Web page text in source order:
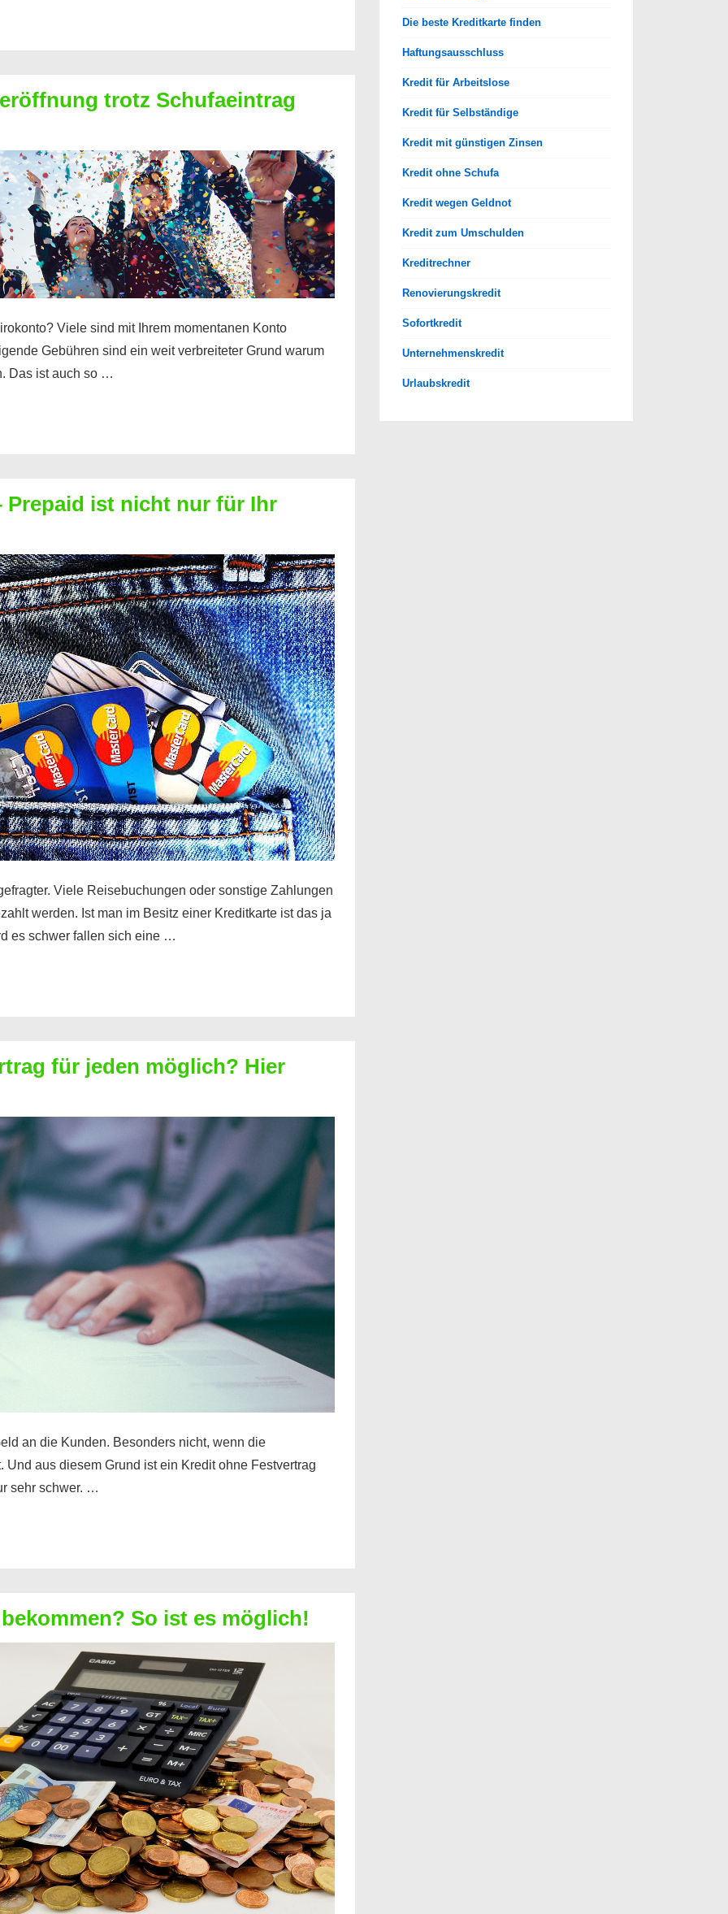
trotz Schufaeintrag
Viele sind mit Ihrem momentanen Konto
Gebühren sind ein weit verbreiteter Grund warum
Das ist auch so …
Prepaid ist nicht nur für Ihr
Viele Reisebuchungen oder sonstige Zahlungen
werden. Ist man im Besitz einer Kreditkarte ist das ja
es schwer fallen sich eine …
für jeden möglich? Hier
an die Kunden. Besonders nicht, wenn die
aus diesem Grund ist ein Kredit ohne Festvertrag
sehr schwer. …
So ist es möglich!
Die beste Kreditkarte finden
Haftungsausschluss
Kredit für Arbeitslose
Kredit für Selbständige
Kredit mit günstigen Zinsen
Kredit ohne Schufa
Kredit wegen Geldnot
Kredit zum Umschulden
Kreditrechner
Renovierungskredit
Sofortkredit
Unternehmenskredit
Urlaubskredit